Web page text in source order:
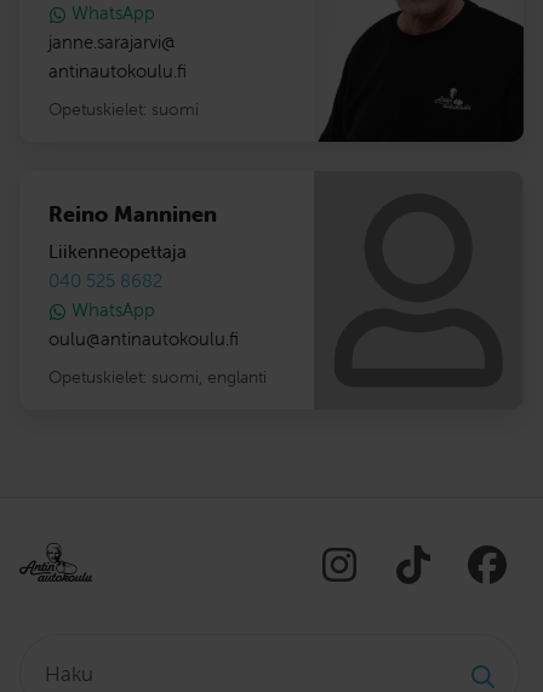
WhatsApp
janne.sarajarvi@
antinautokoulu.fi
Opetuskielet: suomi
Reino Manninen
Liikenneopettaja
040 525 8682
WhatsApp
oulu@antinautokoulu.fi
Opetuskielet: suomi, englanti